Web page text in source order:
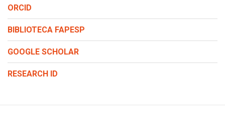
ORCID
BIBLIOTECA FAPESP
GOOGLE SCHOLAR
RESEARCH ID